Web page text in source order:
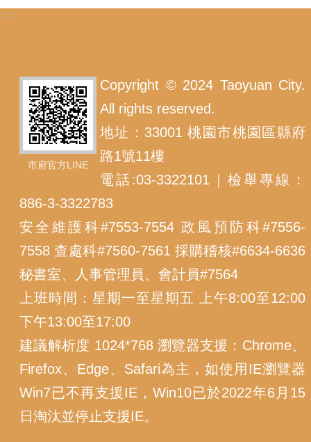
:::
市府官方LINE
Copyright © 2024 Taoyuan City.
All rights reserved.
地址：33001 桃園市桃園區縣府
路1號11樓
電話:03-3322101｜檢舉專線：
886-3-3322783
安全維護科#7553-7554 政風預防科#7556-
7558 查處科#7560-7561 採購稽核#6634-6636
秘書室、人事管理員、會計員#7564
上班時間：星期一至星期五 上午8:00至12:00
下午13:00至17:00
建議解析度 1024*768 瀏覽器支援：Chrome、
Firefox、Edge、Safari為主，如使用IE瀏覽器
Win7已不再支援IE，Win10已於2022年6月15
日淘汰並停止支援IE。